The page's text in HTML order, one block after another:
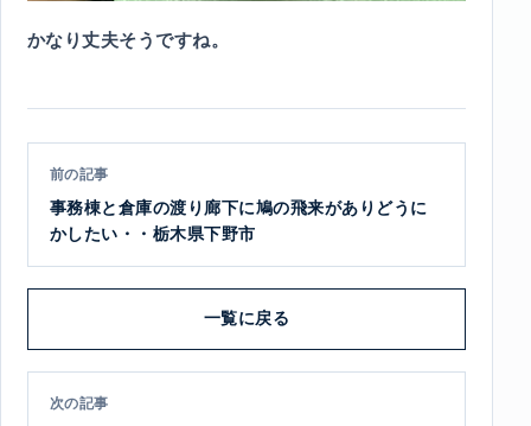
かなり丈夫そうですね。
前の記事
事務棟と倉庫の渡り廊下に鳩の飛来がありどうに
かしたい・・栃木県下野市
一覧に戻る
次の記事